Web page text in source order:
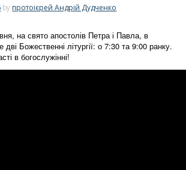
by протоієрей Андрій Дудченко
на свято апостолів Петра і Павла, в
Божественні літургії: о 7:30 та 9:00 ранку.
в богослужінні!